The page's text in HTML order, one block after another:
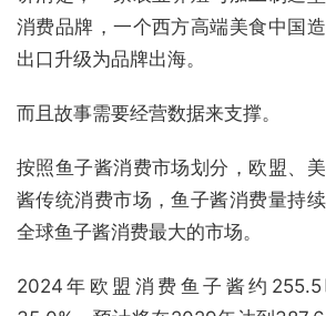
消费品牌，一个西方高端美食中国
出口升级为品牌出海。
而且故事需要经营数据来支撑。
按照鱼子酱消费市场划分，欧盟、
酱传统消费市场，鱼子酱消费量持
全球鱼子酱消费最大的市场。
2024年欧盟消费鱼子酱约